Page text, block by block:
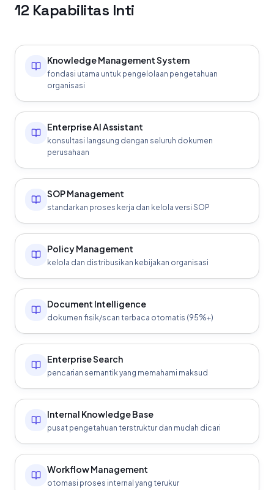
12 Kapabilitas Inti
Knowledge Management System
fondasi utama untuk pengelolaan pengetahuan
organisasi
Enterprise AI Assistant
konsultasi langsung dengan seluruh dokumen
perusahaan
SOP Management
standarkan proses kerja dan kelola versi SOP
Policy Management
kelola dan distribusikan kebijakan organisasi
Document Intelligence
dokumen fisik/scan terbaca otomatis (95%+)
Enterprise Search
pencarian semantik yang memahami maksud
Internal Knowledge Base
pusat pengetahuan terstruktur dan mudah dicari
Workflow Management
otomasi proses internal yang terukur